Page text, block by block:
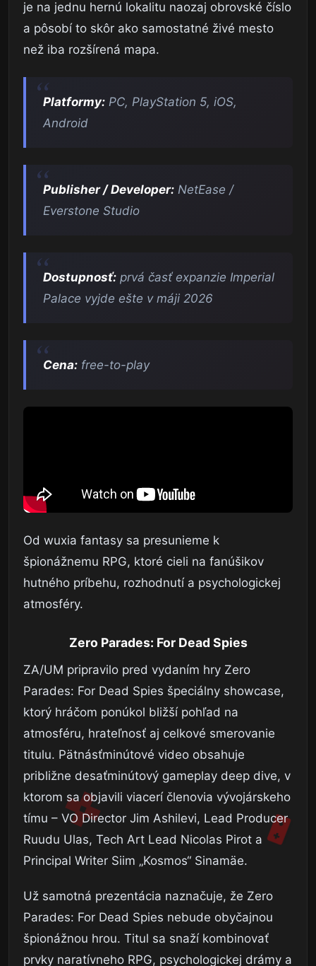
je na jednu hernú lokalitu naozaj obrovské číslo
a pôsobí to skôr ako samostatné živé mesto
než iba rozšírená mapa.
Platformy: PC, PlayStation 5, iOS,
Android
Publisher / Developer: NetEase /
Everstone Studio
Dostupnosť: prvá časť expanzie Imperial
Palace vyjde ešte v máji 2026
Cena: free-to-play
Od wuxia fantasy sa presunieme k
špionážnemu RPG, ktoré cieli na fanúšikov
hutného príbehu, rozhodnutí a psychologickej
atmosféry.
Zero Parades: For Dead Spies
ZA/UM pripravilo pred vydaním hry Zero
Parades: For Dead Spies špeciálny showcase,
ktorý hráčom ponúkol bližší pohľad na
atmosféru, hrateľnosť aj celkové smerovanie
titulu. Pätnásťminútové video obsahuje
približne desaťminútový gameplay deep dive, v
ktorom sa objavili viacerí členovia vývojárskeho
tímu – VO Director Jim Ashilevi, Lead Producer
Ruudu Ulas, Tech Art Lead Nicolas Pirot a
Principal Writer Siim „Kosmos“ Sinamäe.
Už samotná prezentácia naznačuje, že Zero
Parades: For Dead Spies nebude obyčajnou
špionážnou hrou. Titul sa snaží kombinovať
prvky naratívneho RPG, psychologickej drámy a